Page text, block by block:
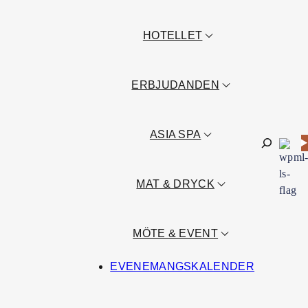
HOTELLET
ERBJUDANDEN
ASIA SPA
MAT & DRYCK
MÖTE & EVENT
EVENEMANGSKALENDER
Sök